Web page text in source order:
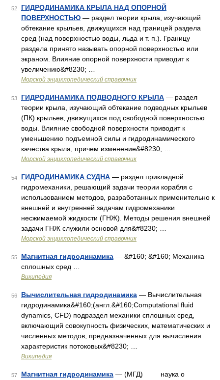
52
ГИДРОДИНАМИКА КРЫЛА НАД ОПОРНОЙ
ПОВЕРХНОСТЬЮ — раздел теории крыла, изучающий
обтекание крыльев, движущихся над границей раздела
сред (над поверхностью воды, льда и т. п.). Границу
раздела принято называть опорной поверхностью или
экраном. Влияние опорной поверхности приводит к
увеличению&#8230; …
Морской энциклопедический справочник
53 ГИДРОДИНАМИКА ПОДВОДНОГО КРЫЛА — раздел
теории крыла, изучающий обтекание подводных крыльев
(ПК) крыльев, движущихся под свободной поверхностью
воды. Влияние свободной поверхности приводит к
уменьшению подъемной силы и гидродинамического
качества крыла, причем изменение&#8230; …
Морской энциклопедический справочник
54 ГИДРОДИНАМИКА СУДНА — раздел прикладной
гидромеханики, решающий задачи теории корабля с
использованием методов, разработанных применительно к
внешней и внутренней задачам гидромеханики
несжимаемой жидкости (ГНЖ). Методы решения внешней
задачи ГНЖ служили основой для&#8230; …
Морской энциклопедический справочник
55 Магнитная гидродинамика — &#160; &#160; Механика
сплошных сред …
Википедия
56 Вычислительная гидродинамика — Вычислительная
гидродинамика&#160;(англ.&#160;Computational fluid
dynamics, CFD) подраздел механики сплошных сред,
включающий совокупность физических, математических и
численных методов, предназначенных для вычисления
характеристик потоковых&#8230; …
Википедия
57 Магнитная гидродинамика — (МГД) наука о